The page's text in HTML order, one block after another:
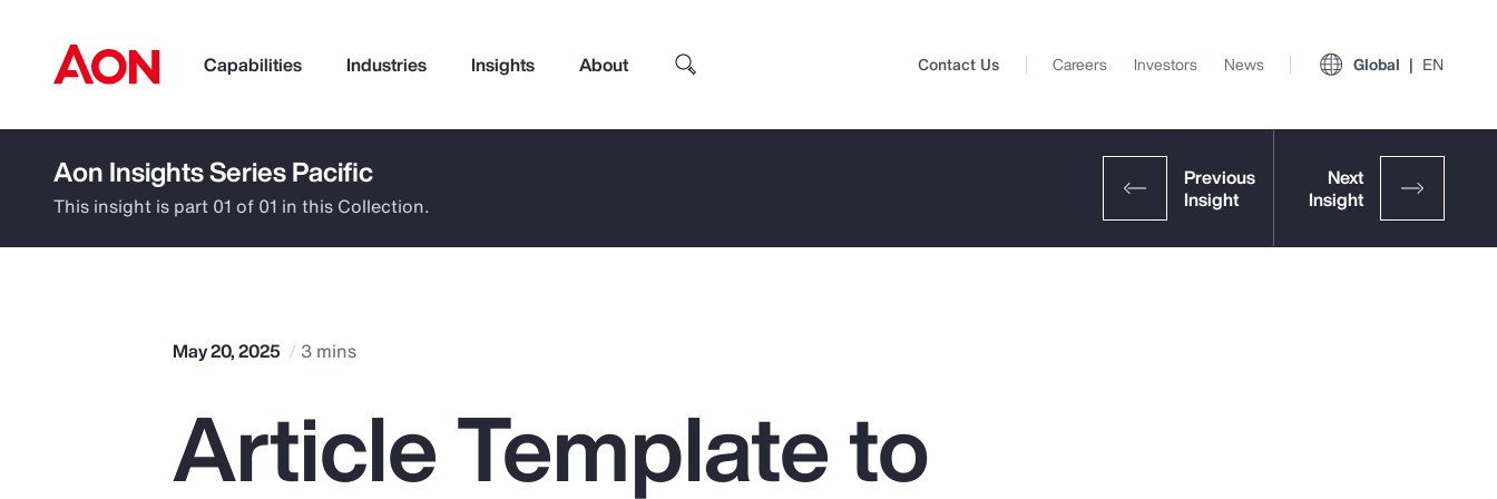
Capabilities Industries Insights About
How can we help you?
Popular Searches Top Insights
Contact Us Careers Investors News Global EN
Aon Insights Series Pacific
This insight is part 01 of 01 in this Collection.
May 20, 2025 3 mins
Article Template to